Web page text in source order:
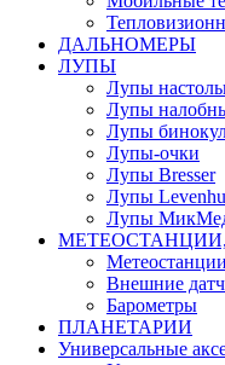
ДАЛЬНОМЕРЫ
ЛУПЫ
Лупы
Лупы
Лупы
Лупы-очки
Лупы Bresser
Лупы
Лупы
Внешние
Барометры
ПЛАНЕТАРИИ
Универсальные